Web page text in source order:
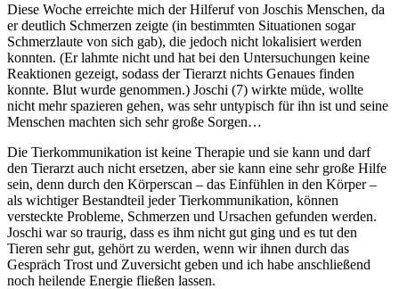
Diese Woche erreichte mich der Hilferuf von Joschis Menschen, da
er deutlich Schmerzen zeigte (in bestimmten Situationen sogar
Schmerzlaute von sich gab), die jedoch nicht lokalisiert werden
konnten. (Er lahmte nicht und hat bei den Untersuchungen keine
Reaktionen gezeigt, sodass der Tierarzt nichts Genaues finden
konnte. Blut wurde genommen.) Joschi (7) wirkte müde, wollte
nicht mehr spazieren gehen, was sehr untypisch für ihn ist und seine
Menschen machten sich sehr große Sorgen…
Die Tierkommunikation ist keine Therapie und sie kann und darf
den Tierarzt auch nicht ersetzen, aber sie kann eine sehr große Hilfe
sein, denn durch den Körperscan – das Einfühlen in den Körper –
als wichtiger Bestandteil jeder Tierkommunikation, können
versteckte Probleme, Schmerzen und Ursachen gefunden werden.
Joschi war so traurig, dass es ihm nicht gut ging und es tut den
Tieren sehr gut, gehört zu werden, wenn wir ihnen durch das
Gespräch Trost und Zuversicht geben und ich habe anschließend
noch heilende Energie fließen lassen.